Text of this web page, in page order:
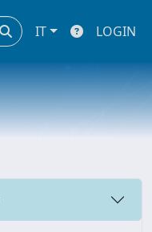
IT LOGIN